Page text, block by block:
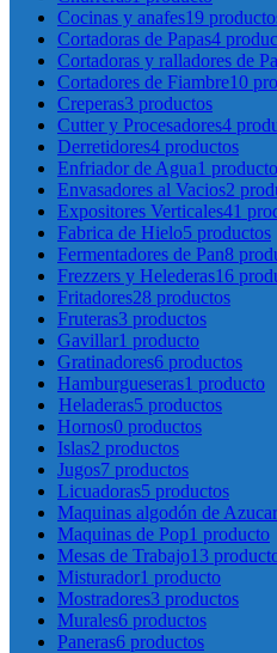
Cocinas y anafes19
Cortadoras de Papas4
Cortadoras y ralladores de
Cortadores de Fiambre10
Creperas3 productos
Cutter y Procesadores4
Derretidores4 productos
Enfriador de Agua1 producto
Envasadores al Vacios2
Expositores Verticales41
Fabrica de Hielo5 productos
Fermentadores de Pan8
Frezzers y Helederas16
Fritadores28 productos
Fruteras3 productos
Gavillar1 producto
Gratinadores6 productos
Hamburgueseras1 producto
Heladeras5 productos
Hornos0 productos
Islas2 productos
Jugos7 productos
Licuadoras5 productos
Maquinas algodón de Azucar
Maquinas de Pop1 producto
Mesas de Trabajo13
Misturador1 producto
Mostradores3 productos
Murales6 productos
Paneras6 productos